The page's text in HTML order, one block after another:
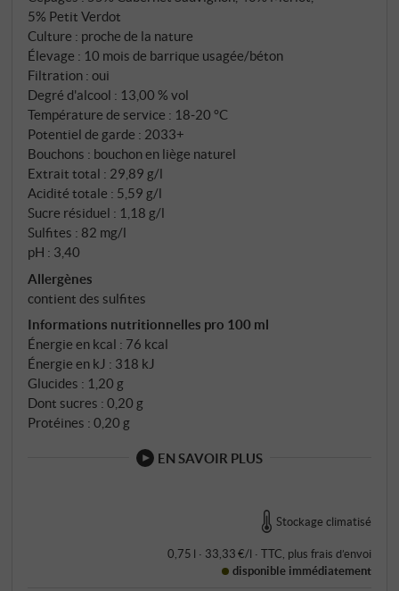
cabernet sauvignon, 40 % de merlot et 5 % de petit
verdot, est vinifiée cépage par cépage dans de
petites cuves en acier afin de préserver les
caractéristiques propres à chacun. Après la
fermentation malolactique, le vin mûrit pendant dix
mois, en partie dans des barriques Ornellaia
usagées, en partie dans des cuves en béton – un
équilibre délibéré entre structure et expression
fruitée.
5% Petit Verdot
Culture : proche de la nature
Élevage : 10 mois de barrique usagée/béton
Filtration : oui
Degré d'alcool : 13,00 % vol
Température de service : 18‑20 °C
Potentiel de garde : 2033+
Bouchons : bouchon en liège naturel
Extrait total : 29,89 g/l
Acidité totale : 5,59 g/l
Sucre résiduel : 1,18 g/l
Sulfites : 82 mg/l
pH : 3,40
Allergènes
contient des sulfites
Informations nutritionnelles pro 100 ml
Énergie en kcal : 76 kcal
Énergie en kJ : 318 kJ
Glucides : 1,20 g
Dont sucres : 0,20 g
Protéines : 0,20 g
EN SAVOIR PLUS
Stockage climatisé
0,75 l · 33,33 €/l · TTC, plus frais d’envoi
disponible immédiatement